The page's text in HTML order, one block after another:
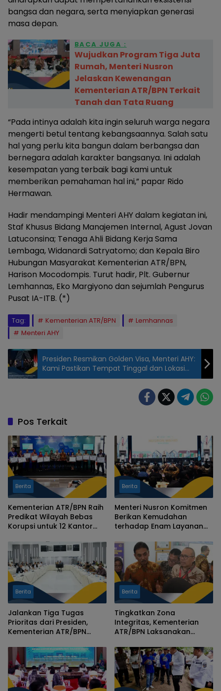
bangsa dan negara, serta menyiapkan generasi
masa depan.
BACA JUGA :
Wujudkan Program Tiga Juta
Rumah, Menteri Nusron
Jelaskan Kewenangan
Kementerian ATR/BPN Terkait
Tanah dan Tata Ruang
“Pada intinya adalah kita ingin seluruh warga negara
mengerti betul tentang kebangsaannya. Salah satu
hal yang perlu kita bangun dalam berbangsa dan
bernegara adalah karakter bangsanya. Ini adalah
kesempatan yang terbaik bagi kami untuk
memberikan pemahaman hal ini,” papar Rido
Hermawan.
Hadir mendampingi Menteri AHY dalam kegiatan ini,
Staf Khusus Bidang Manajemen Internal, Agust Jovan
Latuconsina; Tenaga Ahli Bidang Kerja Sama
Lembaga, Widanardi Satryatomo; dan Kepala Biro
Hubungan Masyarakat Kementerian ATR/BPN,
Harison Mocodompis. Turut hadir, Plt. Gubernur
Lemhannas, Eko Margiyono dan sejumlah Pengurus
Pusat IA-ITB. (*)
Tag: Kementerian ATR/BPN
Lemhannas
Menteri AHY
Presiden Resmikan Golden Visa, Menteri AHY:
Kami Pastikan Tempat Tinggal dan Lokasi
Usaha Pemegang Clean and Clear
Pos Terkait
Berita
Kementerian ATR/BPN Raih
Predikat Wilayah Bebas
Korupsi untuk 12 Kantor
Berita
Menteri Nusron Komitmen
Berikan Kemudahan
terhadap Enam Layanan
untuk Wujudkan Program
Tiga Juta Rumah
Berita
Jalankan Tiga Tugas
Prioritas dari Presiden,
Kementerian ATR/BPN
Penanganan Isu Strategis
Bersama BUMN
Berita
Tingkatkan Zona
Integritas, Kementerian
ATR/BPN Laksanakan
Berikan Penghargaan
WTAB